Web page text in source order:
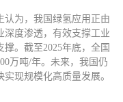
认为，我国绿氢应用正由
深度渗透，有效支撑工业
。截至2025年底，全国
万吨/年。未来，我国仍
现规模化高质量发展。